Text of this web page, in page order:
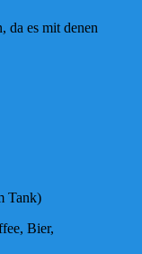
da es mit denen
Tank)
Bier,